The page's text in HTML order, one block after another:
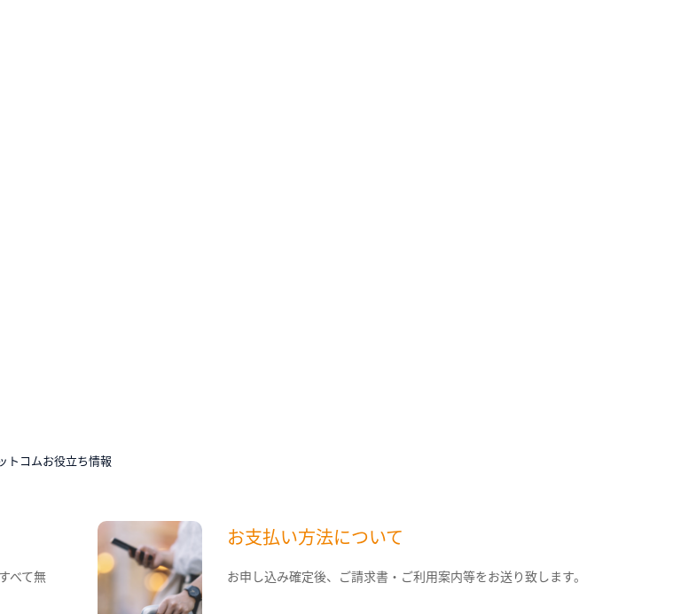
トコムお役立ち情報
べて無
お支払い方法について
お申し込み確定後、ご請求書・ご利用案内等をお送り致します。